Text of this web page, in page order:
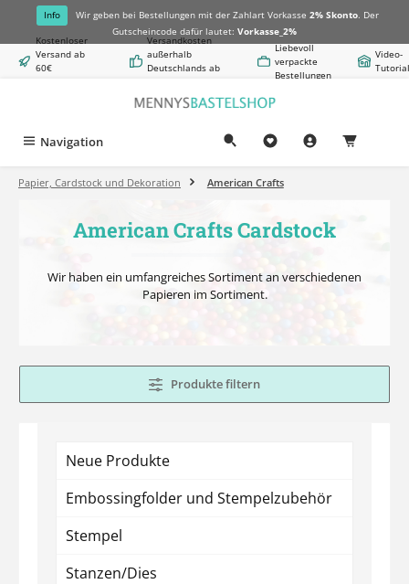
springen
Info Wir geben bei Bestellungen mit der Zahlart Vorkasse 2% Skonto. Der
Gutscheincode dafür lautet: Vorkasse_2%
Kostenloser
Versand ab
60€
Versandkosten
außerhalb
Deutschlands ab
Liebevoll
verpackte
Bestellungen
Video-
Navigation
Papier, Cardstock und Dekoration American Crafts
American Crafts Cardstock
Wir haben ein umfangreiches Sortiment an verschiedenen
Papieren im Sortiment.
Produkte filtern
Neue Produkte
Embossingfolder und Stempelzubehör
Stempel
Stanzen/Dies